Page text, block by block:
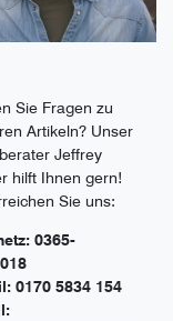
Sie Fragen zu
Artikeln? Unser
Jeffrey
hilft Ihnen gern!
Sie uns:
0365-
0170 5834 154